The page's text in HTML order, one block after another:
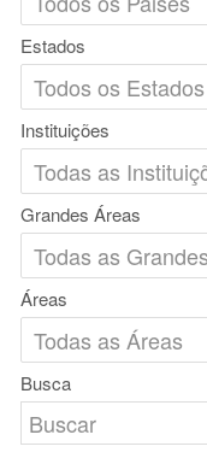
Estados
Instituições
Grandes Áreas
Áreas
Busca